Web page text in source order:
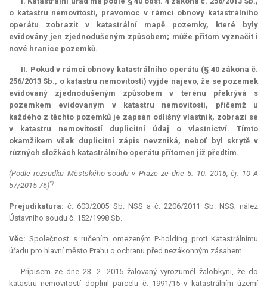
o katastru nemovitostí, pravomoc v rámci obnovy katastrálního
operátu zobrazit v katastrální mapě pozemky, které byly
evidovány jen zjednodušeným způsobem; může přitom vyznačit i
nové hranice pozemků.
II. Pokud v rámci obnovy katastrálního operátu (§ 40 zákona č.
256/2013 Sb., o katastru nemovitostí) vyjde najevo, že se pozemek
evidovaný zjednodušeným způsobem v terénu překrývá s
pozemkem evidovaným v katastru nemovitostí, přičemž u
každého z těchto pozemků je zapsán odlišný vlastník, zobrazí se
v katastru nemovitostí duplicitní údaj o vlastnictví. Tímto
okamžikem však duplicitní zápis nevzniká, neboť byl skrytě v
různých složkách katastrálního operátu přítomen již předtím.
(Podle rozsudku Městského soudu v Praze ze dne 5. 10. 2016, čj. 10 A
57/2015-76)*)
Prejudikatura: č. 603/2005 Sb. NSS a č. 2206/2011 Sb. NSS; nález
Ústavního soudu č. 152/1998 Sb.
Věc: Společnost s ručením omezeným P-holding proti Katastrálnímu
úřadu pro hlavní město Prahu o ochranu před nezákonným zásahem.
Přípisem ze dne 23. 2. 2015 žalovaný vyrozuměl žalobkyni, že do
katastru nemovitostí doplnil parcelu č. 1991/15 v katastrálním území